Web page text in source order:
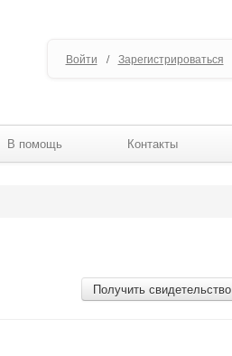
Войти / Зарегистрироваться
В помощь Контакты
Получить свидетельство